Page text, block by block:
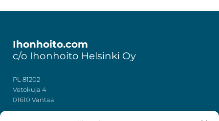
Ihonhoito.com
c/o Ihonhoito Helsinki Oy
PL 81202
Vetokuja 4
01610 Vantaa